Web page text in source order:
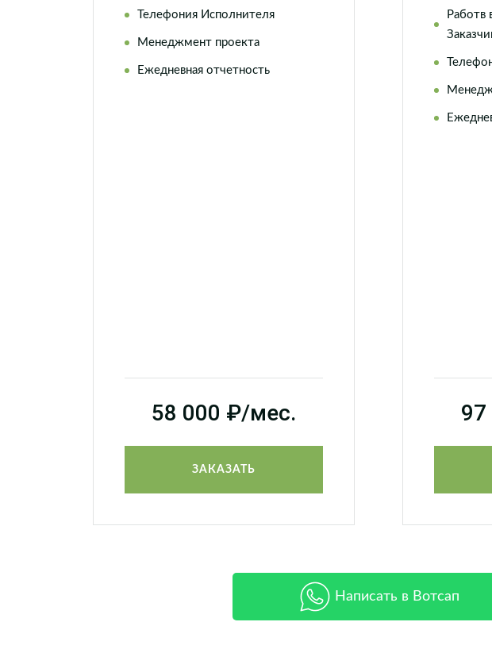
Телефония Исполнителя
Менеджмент проекта
Ежедневная отчетность
58 000 ₽/мес.
ЗАКАЗАТЬ
Работв
97
Написать в Вотсап